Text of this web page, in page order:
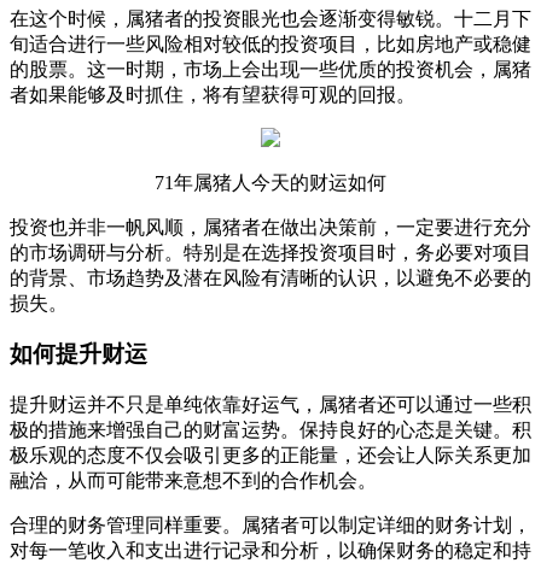
在这个时候，属猪者的投资眼光也会逐渐变得敏锐。十二月下
旬适合进行一些风险相对较低的投资项目，比如房地产或稳健
的股票。这一时期，市场上会出现一些优质的投资机会，属猪
者如果能够及时抓住，将有望获得可观的回报。
71年属猪人今天的财运如何
投资也并非一帆风顺，属猪者在做出决策前，一定要进行充分
的市场调研与分析。特别是在选择投资项目时，务必要对项目
的背景、市场趋势及潜在风险有清晰的认识，以避免不必要的
损失。
如何提升财运
提升财运并不只是单纯依靠好运气，属猪者还可以通过一些积
极的措施来增强自己的财富运势。保持良好的心态是关键。积
极乐观的态度不仅会吸引更多的正能量，还会让人际关系更加
融洽，从而可能带来意想不到的合作机会。
合理的财务管理同样重要。属猪者可以制定详细的财务计划，
对每一笔收入和支出进行记录和分析，以确保财务的稳定和持